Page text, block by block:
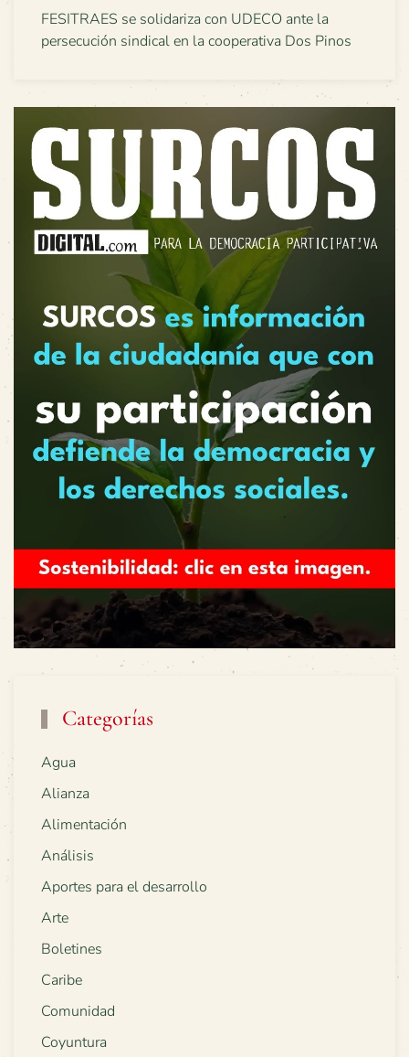
FESITRAES se solidariza con UDECO ante la
persecución sindical en la cooperativa Dos Pinos
Categorías
Agua
Alianza
Alimentación
Análisis
Aportes para el desarrollo
Arte
Boletines
Caribe
Comunidad
Coyuntura